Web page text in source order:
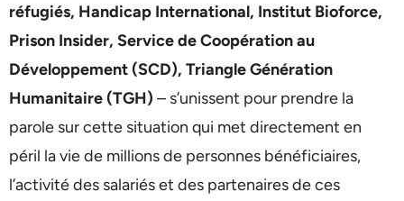
réfugiés, Handicap International, Institut Bioforce,
Prison Insider, Service de Coopération au
Développement (SCD), Triangle Génération
Humanitaire (TGH) – s’unissent pour prendre la
parole sur cette situation qui met directement en
péril la vie de millions de personnes bénéficiaires,
l’activité des salariés et des partenaires de ces